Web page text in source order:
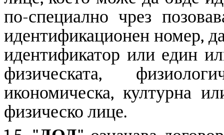
по-специално чрез
идентификационен номер,
идентификатор или един
физическата,
икономическа, културна
физическо лице.